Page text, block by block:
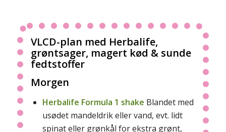
VLCD-plan med Herbalife,
grøntsager, magert kød & sunde
fedtstoffer
Morgen
Herbalife Formula 1 shake Blandet med
usødet mandeldrik eller vand, evt. lidt
spinat eller grønkål for ekstra grønt,